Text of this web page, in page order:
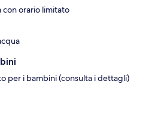
con orario limitato
per i bambini (consulta i dettagli)